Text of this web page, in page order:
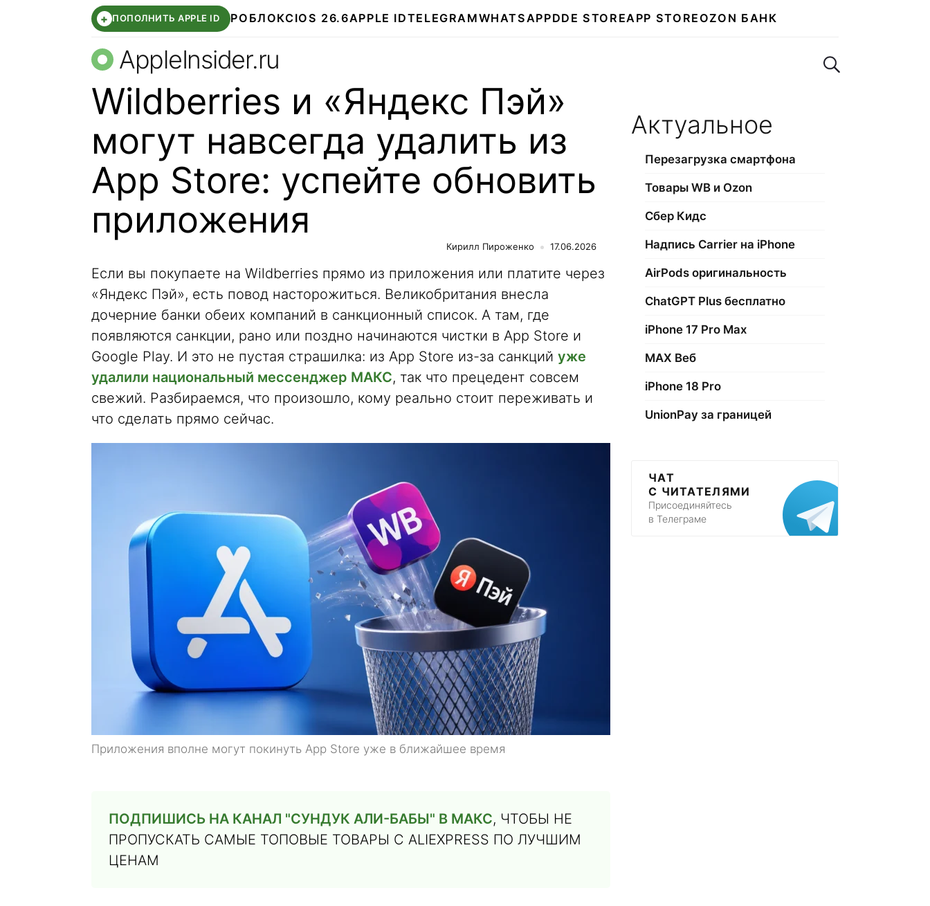
+ ПОПОЛНИТЬ APPLE ID РОБЛОКС IOS 26.6APPLE IDTELEGRAMWHATSAPPDDE STOREAPP STORE OZON БАНК
AppleInsider.ru Поиск по сайту
Wildberries и «Яндекс Пэй»
могут навсегда удалить из
App Store: успейте обновить
приложения
Кирилл Пироженко 17.06.2026
Если вы покупаете на Wildberries прямо из приложения или платите через
«Яндекс Пэй», есть повод насторожиться. Великобритания внесла
дочерние банки обеих компаний в санкционный список. А там, где
появляются санкции, рано или поздно начинаются чистки в App Store и
Google Play. И это не пустая страшилка: из App Store из-за санкций уже
удалили национальный мессенджер МАКС, так что прецедент совсем
свежий. Разбираемся, что произошло, кому реально стоит переживать и
что сделать прямо сейчас.
Приложения вполне могут покинуть App Store уже в ближайшее время
ПОДПИШИСЬ НА КАНАЛ "СУНДУК АЛИ-БАБЫ" В МАКС, ЧТОБЫ НЕ
ПРОПУСКАТЬ САМЫЕ ТОПОВЫЕ ТОВАРЫ С ALIEXPRESS ПО ЛУЧШИМ
ЦЕНАМ
Актуальное
Перезагрузка смартфона
Товары WB и Ozon
Сбер Кидс
Надпись Carrier на iPhone
AirPods оригинальность
ChatGPT Plus бесплатно
iPhone 17 Pro Max
МАХ Веб
iPhone 18 Pro
UnionPay за границей
ЧАТ
С ЧИТАТЕЛЯМИ
Присоединяйтесь
в Телеграме